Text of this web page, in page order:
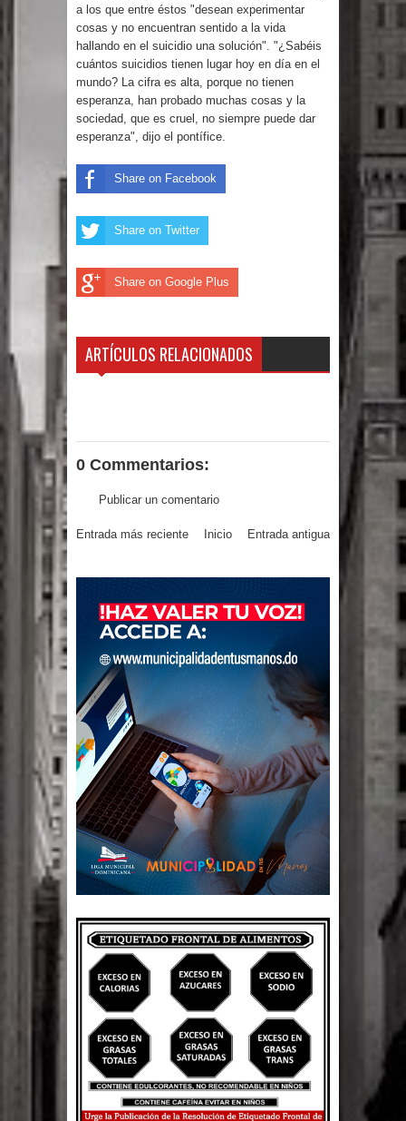
vigente desde 2006 y exige ley del
Congreso
Presidente LMD Víctor D´Aza
supervisa obra relleno sanitario y se
reúne con alcalde San Cristóbal
Un lunes trágico deja seis jóvenes
Poder Ejecutivo promulga
Diputado Félix Michell Rodríguez
domingo una dirección de hombres
Nueva York aprueba ley para poner
fin a la vida de personas con
enfermedades terminales
a los que entre éstos "desean experimentar
cosas y no encuentran sentido a la vida
hallando en el suicidio una solución". "¿Sabéis
cuántos suicidios tienen lugar hoy en día en el
mundo? La cifra es alta, porque no tienen
esperanza, han probado muchas cosas y la
sociedad, que es cruel, no siempre puede dar
esperanza", dijo el pontífice.
Share on Facebook
Share on Twitter
Share on Google Plus
ARTÍCULOS RELACIONADOS
0 Commentarios:
Publicar un comentario
Entrada más reciente Entrada antigua
Inicio